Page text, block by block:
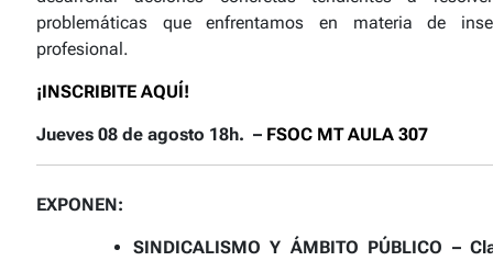
problemáticas que enfrentamos en materia de
profesional.
¡INSCRIBITE AQUÍ!
Jueves 08 de agosto 18h. – FSOC MT AULA 307
EXPONEN:
SINDICALISMO Y ÁMBITO PÚBLICO –